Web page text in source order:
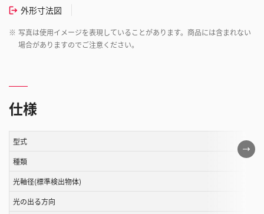
外形寸法図
※ 写真は使用イメージを表現していることがあります。商品には含まれない
場合がありますのでご注意ください。
仕様
こ
の
型式
種類
光軸径(標準検出物体)
光の出る方向